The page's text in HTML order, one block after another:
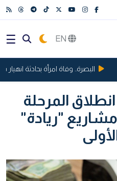
البصرة.. وفاة امرأة بحادثة انهيار شقة
المرحلة
"ريادة"